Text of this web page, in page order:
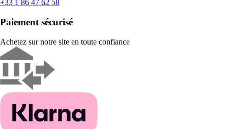
+33 1 86 47 62 58
Paiement sécurisé
Achetez sur notre site en toute confiance